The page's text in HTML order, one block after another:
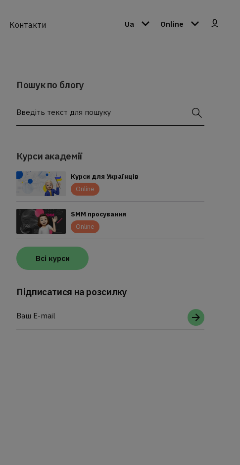
Контакти Ua Online
Пошук по блогу
Введіть текст для пошуку
Курси академії
Курси для Українців
Online
SMM просування
Online
Всі курси
Підписатися на розсилку
Ваш E-mail